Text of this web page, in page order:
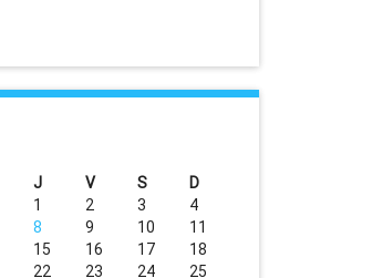
J V S D
1 2 3
4
8 9 10
11
15 16 17
18
22 23 24
25